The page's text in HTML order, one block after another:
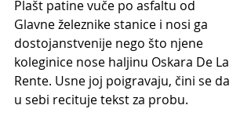
Plašt patine vuče po asfaltu od
Glavne železnike stanice i nosi ga
dostojanstvenije nego što njene
koleginice nose haljinu Oskara De La
Rente. Usne joj poigravaju, čini se da
u sebi recituje tekst za probu.